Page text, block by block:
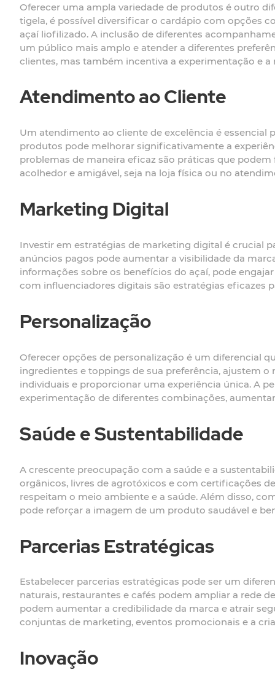
Oferecer uma ampla variedade de produtos é outro
tigela, é possível diversificar o cardápio com opções
açaí liofilizado. A inclusão de diferentes
um público mais amplo e atender a diferentes
clientes, mas também incentiva a experimentação e a
Atendimento ao Cliente
Um atendimento ao cliente de excelência é essencial
produtos pode melhorar significativamente a
problemas de maneira eficaz são práticas que
acolhedor e amigável, seja na loja física ou no
Marketing Digital
Investir em estratégias de marketing digital é crucial
anúncios pagos pode aumentar a visibilidade da
informações sobre os benefícios do açaí, pode
com influenciadores digitais são estratégias eficazes
Personalização
Oferecer opções de personalização é um diferencial
ingredientes e toppings de sua preferência, ajustem
individuais e proporcionar uma experiência única. A
experimentação de diferentes combinações,
Saúde e Sustentabilidade
A crescente preocupação com a saúde e a
orgânicos, livres de agrotóxicos e com certificações
respeitam o meio ambiente e a saúde. Além disso,
pode reforçar a imagem de um produto saudável e
Parcerias Estratégicas
Estabelecer parcerias estratégicas pode ser um
naturais, restaurantes e cafés podem ampliar a rede
podem aumentar a credibilidade da marca e atrair
conjuntas de marketing, eventos promocionais e a
Inovação